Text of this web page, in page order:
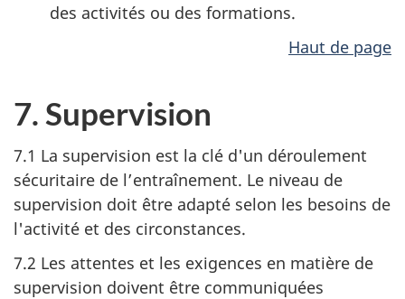
des activités ou des formations.
Haut de page
7. Supervision
7.1 La supervision est la clé d'un déroulement
sécuritaire de l’entraînement. Le niveau de
supervision doit être adapté selon les besoins de
l'activité et des circonstances.
7.2 Les attentes et les exigences en matière de
supervision doivent être communiquées